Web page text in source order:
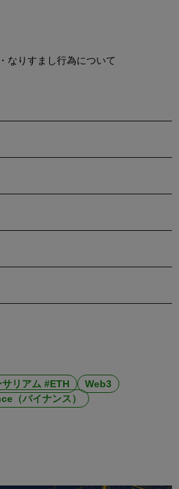
なりすまし行為について
サリアム #ETH
Web3
（バイナンス）